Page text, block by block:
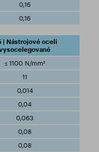
0,16
0,16
| Nástrojové oceli
≤ 1100 N/mm²
11
0,014
0,04
0,063
0,08
0,08